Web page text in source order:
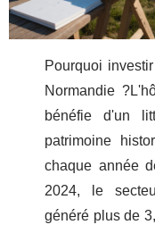
Pourquoi
Normandie
bénéfie d'un
patrimoine
chaque année
2024, le
généré plus de